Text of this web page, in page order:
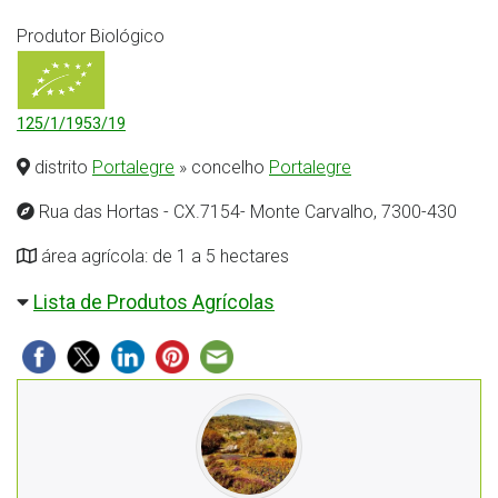
Produtor Biológico
125/1/1953/19
distrito Portalegre » concelho Portalegre
Rua das Hortas - CX.7154- Monte Carvalho, 7300-430
área agrícola: de 1 a 5 hectares
Lista de Produtos Agrícolas